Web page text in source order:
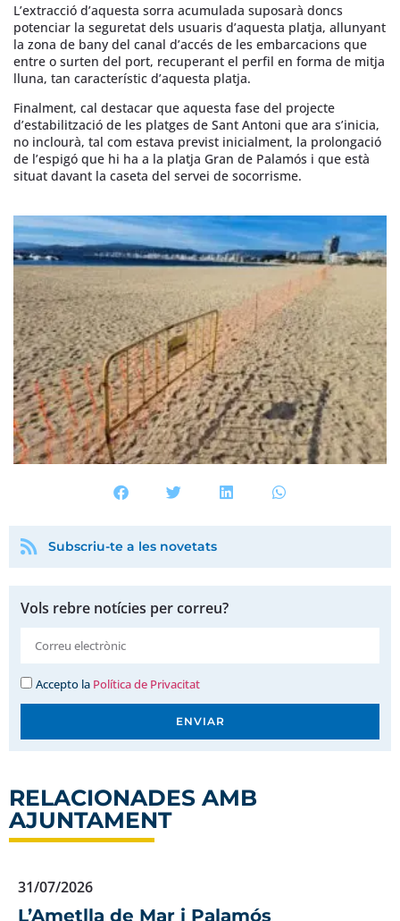
L’extracció d’aquesta sorra acumulada suposarà doncs
potenciar la seguretat dels usuaris d’aquesta platja, allunyant
la zona de bany del canal d’accés de les embarcacions que
entre o surten del port, recuperant el perfil en forma de mitja
lluna, tan característic d’aquesta platja.
Finalment, cal destacar que aquesta fase del projecte
d’estabilització de les platges de Sant Antoni que ara s’inicia,
no inclourà, tal com estava previst inicialment, la prolongació
de l’espigó que hi ha a la platja Gran de Palamós i que està
situat davant la caseta del servei de socorrisme.
Subscriu-te a les novetats
Vols rebre notícies per correu?
Accepto la Política de Privacitat
ENVIAR
RELACIONADES AMB
AJUNTAMENT
31/07/2026
L’Ametlla de Mar i Palamós